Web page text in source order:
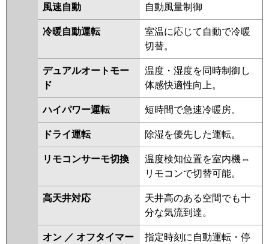
RCEB16041MUB RCSB16043MUB
RPSB16033MU RPHB16031MU
RCHB16041MU RCHB16041XU
RCEB16041MU
RCSB16043XU
RCSB16043MU
RPHB16031M RPSB16033M
RCEB16031M RCEB16031X
RPHB16021M RPSB16023M
RCHB16031M RCHB16031X
APHB16054M-R APSB16057M
APEB16057M ACHB16084M
ACHB16084M-R ACHB16084X
ACHB16084X-R ACEB16037M
ACEB16037X RCSB16033M
RCSB16033X ACEB16087M
ACEB16087X ACSB16087M
ACSB16087X
風速自動 自動風量制御
冷暖自動運転
室温に応じて自動で冷暖
切替。
デュアルオートモー
ド
温度・湿度を同時制御し
体感快適性向上。
ハイパワー運転 短時間で急速冷暖房。
ドライ運転 除湿を優先した運転。
リモコンサーモ切換
温度検知位置を室内機⇔
リモコンで切替可能。
高天井対応
天井高のある空間でも十
分な気流到達。
オン ／ オフタイマー
指定時刻に自動運転・停